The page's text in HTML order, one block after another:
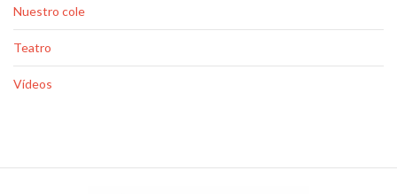
Nuestro cole
Teatro
Vídeos